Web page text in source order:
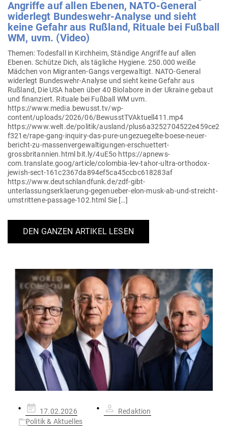
Angriffe auf allen Ebenen, NATO-General
widerlegt Bun­deswehr-Analyse und sieht
keine Gefahr aus Rußland, Rituale bei Fußball
WM, uvm. (Video)
Themen: Todesfall in Kirchheim, Ständige Angriffe auf allen
Ebenen. Schütze Dich, als täg­liche Hygiene. 250.000 weiße
Mädchen von Migranten-Gangs ver­ge­waltigt. NATO-General
widerlegt Bun­­deswehr-Analyse und sieht keine Gefahr aus
Rußland, Die USA haben über 40 Bio­labore in der Ukraine gebaut
und finan­ziert. Rituale bei Fußball WM uvm.
https://www.media.bewusst.tv/wp-
content/uploads/2026/06/BewusstTVAktuell411.mp4
https://www.welt.de/politik/ausland/plus6a3252704522e459ce2
f321e/rape-gang-inquiry-das-pure-ungezuegelte-boese-neuer-
bericht-zu-massenvergewaltigungen-erschuettert-
grossbritannien.html bit.ly/4uE5o https://apnews-
com.translate.goog/article/colombia-lev-tahor-ultra-orthodox-
jewish-sect-161c2367da894ef5ca45ccbc618283af
https://www.deutschlandfunk.de/zdf-gibt-
unterlassungserklaerung-gegenueber-elon-musk-ab-und-streicht-
umstrittene-passage-102.html Sie […]
DEN GANZEN ARTIKEL LESEN
Gepostet
am
17.02.2026
Redaktion
Politik & Aktuelles